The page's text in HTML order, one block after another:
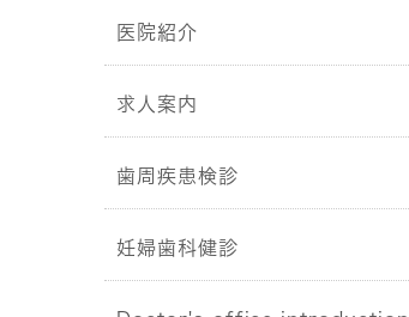
医院紹介
求人案内
歯周疾患検診
妊婦歯科健診